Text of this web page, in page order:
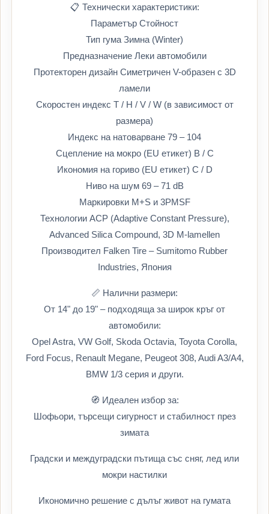
📋 Технически характеристики:
Параметър Стойност
Тип гума Зимна (Winter)
Предназначение Леки автомобили
Протекторен дизайн Симетричен V-образен с 3D
ламели
Скоростен индекс T / H / V / W (в зависимост от
размера)
Индекс на натоварване 79 – 104
Сцепление на мокро (EU етикет) B / C
Икономия на гориво (EU етикет) C / D
Ниво на шум 69 – 71 dB
Маркировки M+S и 3PMSF
Технологии ACP (Adaptive Constant Pressure),
Advanced Silica Compound, 3D M-lamellen
Производител Falken Tire – Sumitomo Rubber
Industries, Япония
📏 Налични размери:
От 14" до 19" – подходяща за широк кръг от
автомобили:
Opel Astra, VW Golf, Skoda Octavia, Toyota Corolla,
Ford Focus, Renault Megane, Peugeot 308, Audi A3/A4,
BMW 1/3 серия и други.
🧭 Идеален избор за:
Шофьори, търсещи сигурност и стабилност през
зимата
Градски и междуградски пътища със сняг, лед или
мокри настилки
Икономично решение с дълъг живот на гумата